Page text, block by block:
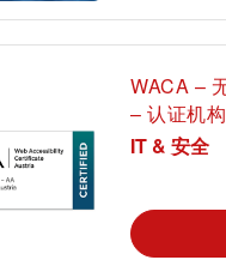
WACA –
– 认证机
IT & 安全